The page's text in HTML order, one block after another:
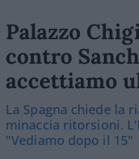
Palazzo
contro
accettiamo
La Spagna chiede la
minaccia ritorsioni.
"Vediamo dopo il 15"